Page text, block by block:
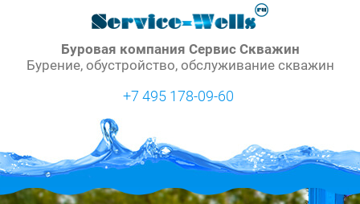
Буровая компания Сервис Скважин
Бурение, обустройство, обслуживание скважин
+7 495 178-09-60